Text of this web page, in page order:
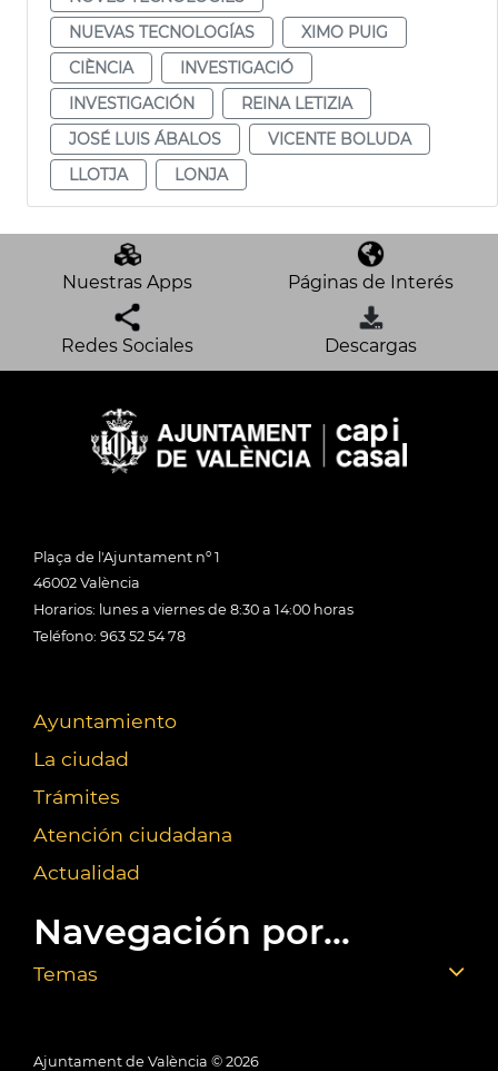
NUEVAS TECNOLOGÍAS
XIMO PUIG
CIÈNCIA
INVESTIGACIÓ
INVESTIGACIÓN
REINA LETIZIA
JOSÉ LUIS ÁBALOS
VICENTE BOLUDA
LLOTJA
LONJA
Nuestras Apps Páginas de Interés
Redes Sociales Descargas
Plaça de l'Ajuntament nº 1
46002 València
Horarios: lunes a viernes de 8:30 a 14:00 horas
Teléfono: 963 52 54 78
Ayuntamiento
La ciudad
Trámites
Atención ciudadana
Actualidad
Navegación por...
Temas
Ajuntament de València © 2026